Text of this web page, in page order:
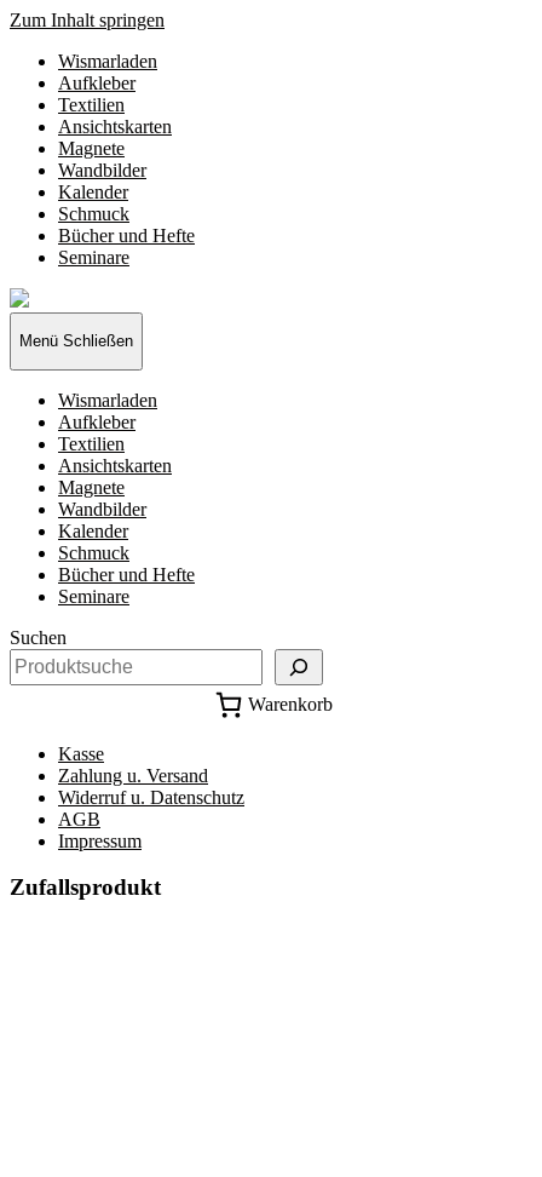
Zum Inhalt springen
Wismarladen
Aufkleber
Textilien
Ansichtskarten
Magnete
Wandbilder
Kalender
Schmuck
Bücher und Hefte
Seminare
Wismarladen
-
deine
Produzentengemeinschaft
Menü Schließen
Wismarladen
Aufkleber
Textilien
Ansichtskarten
Magnete
Wandbilder
Kalender
Schmuck
Bücher und Hefte
Seminare
Suchen
Warenkorb
Kasse
Zahlung u. Versand
Widerruf u. Datenschutz
AGB
Impressum
Zufallsprodukt